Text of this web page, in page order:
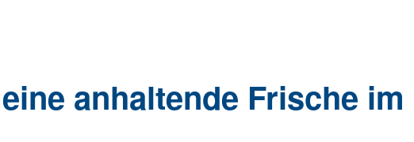
anhaltende Frische im